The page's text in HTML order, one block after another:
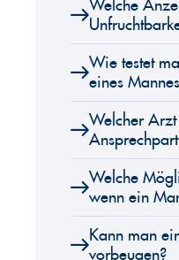
Welche
Wie testet
eines
Welcher
Welche
wenn ein
Kann man
vorbeugen?